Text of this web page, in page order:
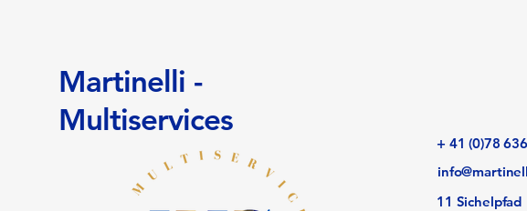
Martinelli -
Multiservices
+ 41 (0)78
11 Sichelpfad